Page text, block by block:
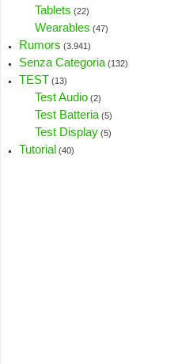
Tablets (22)
Wearables (47)
Rumors (3.941)
Senza Categoria (132)
TEST (13)
Test Audio (2)
Test Batteria (5)
Test Display (5)
Tutorial (40)